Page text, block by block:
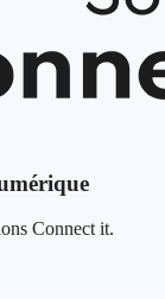
Connect it.